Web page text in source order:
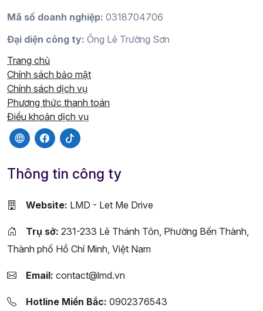
Mã số doanh nghiệp: 0318704706
Đại diện công ty: Ông Lê Trường Sơn
Trang chủ
Chính sách bảo mật
Chính sách dịch vụ
Phương thức thanh toán
Điều khoản dịch vụ
Thông tin công ty
Website: LMD - Let Me Drive
Trụ sở: 231-233 Lê Thánh Tôn, Phường Bến Thành,
Thành phố Hồ Chí Minh, Việt Nam
Email: contact@lmd.vn
Hotline Miền Bắc: 0902376543